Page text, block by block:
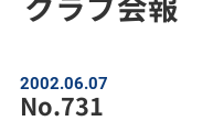
2002.06.07
No.731